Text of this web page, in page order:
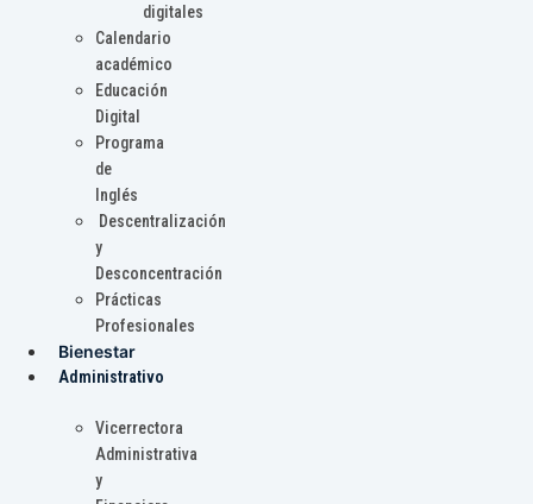
digitales
Calendario
académico
Educación
Digital
Programa
de
Inglés
Descentralización
y
Desconcentración
Prácticas
Profesionales
Bienestar
Administrativo
Vicerrectora
Administrativa
y